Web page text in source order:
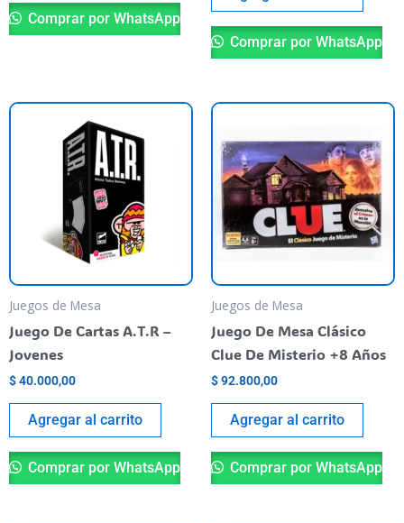
Comprar por WhatsApp
Comprar por WhatsApp
Juegos de Mesa
Juego De Cartas A.T.R –
Jovenes
$40.000,00
Agregar al carrito
Comprar por WhatsApp
Juegos de Mesa
Juego De Mesa Clásico
Clue De Misterio +8 Años
$92.800,00
Agregar al carrito
Comprar por WhatsApp